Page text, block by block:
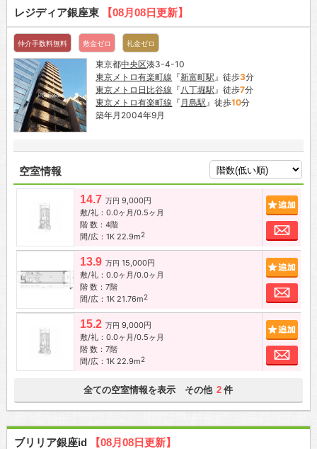
レジディア銀座東 【08月08日更新】
仲介手数料無料 敷金ゼロ 礼金ゼロ
東京都中央区湊3-4-10
東京メトロ有楽町線 『新富町駅』徒歩3分
東京メトロ日比谷線 『八丁堀駅』徒歩7分
東京メトロ有楽町線 『 月島駅』徒歩10分
築年月2004年9月
空室情報
14.7 万円 9,000円
敷/礼：0.0ヶ月/0.5ヶ月
階 数：4階
間/広：1K 22.9m2
お
13.9 万円 15,000円
敷/礼：0.0ヶ月/0.0ヶ月
階 数：7階
間/広：1K 21.76m2
お
15.2 万円 9,000円
敷/礼：0.0ヶ月/0.5ヶ月
階 数：7階
間/広：1K 22.9m2
お
全ての空室情報を表示 その他 2 件
ブリリア銀座id 【08月08日更新】